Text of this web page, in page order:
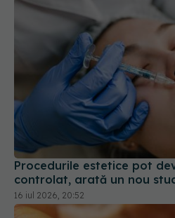
Procedurile estetice pot
controlat, arată un nou
16 iul 2026, 20:52